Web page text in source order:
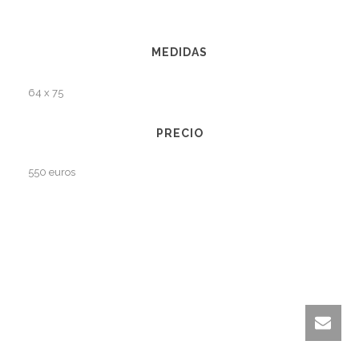
MEDIDAS
64 x 75
PRECIO
550 euros